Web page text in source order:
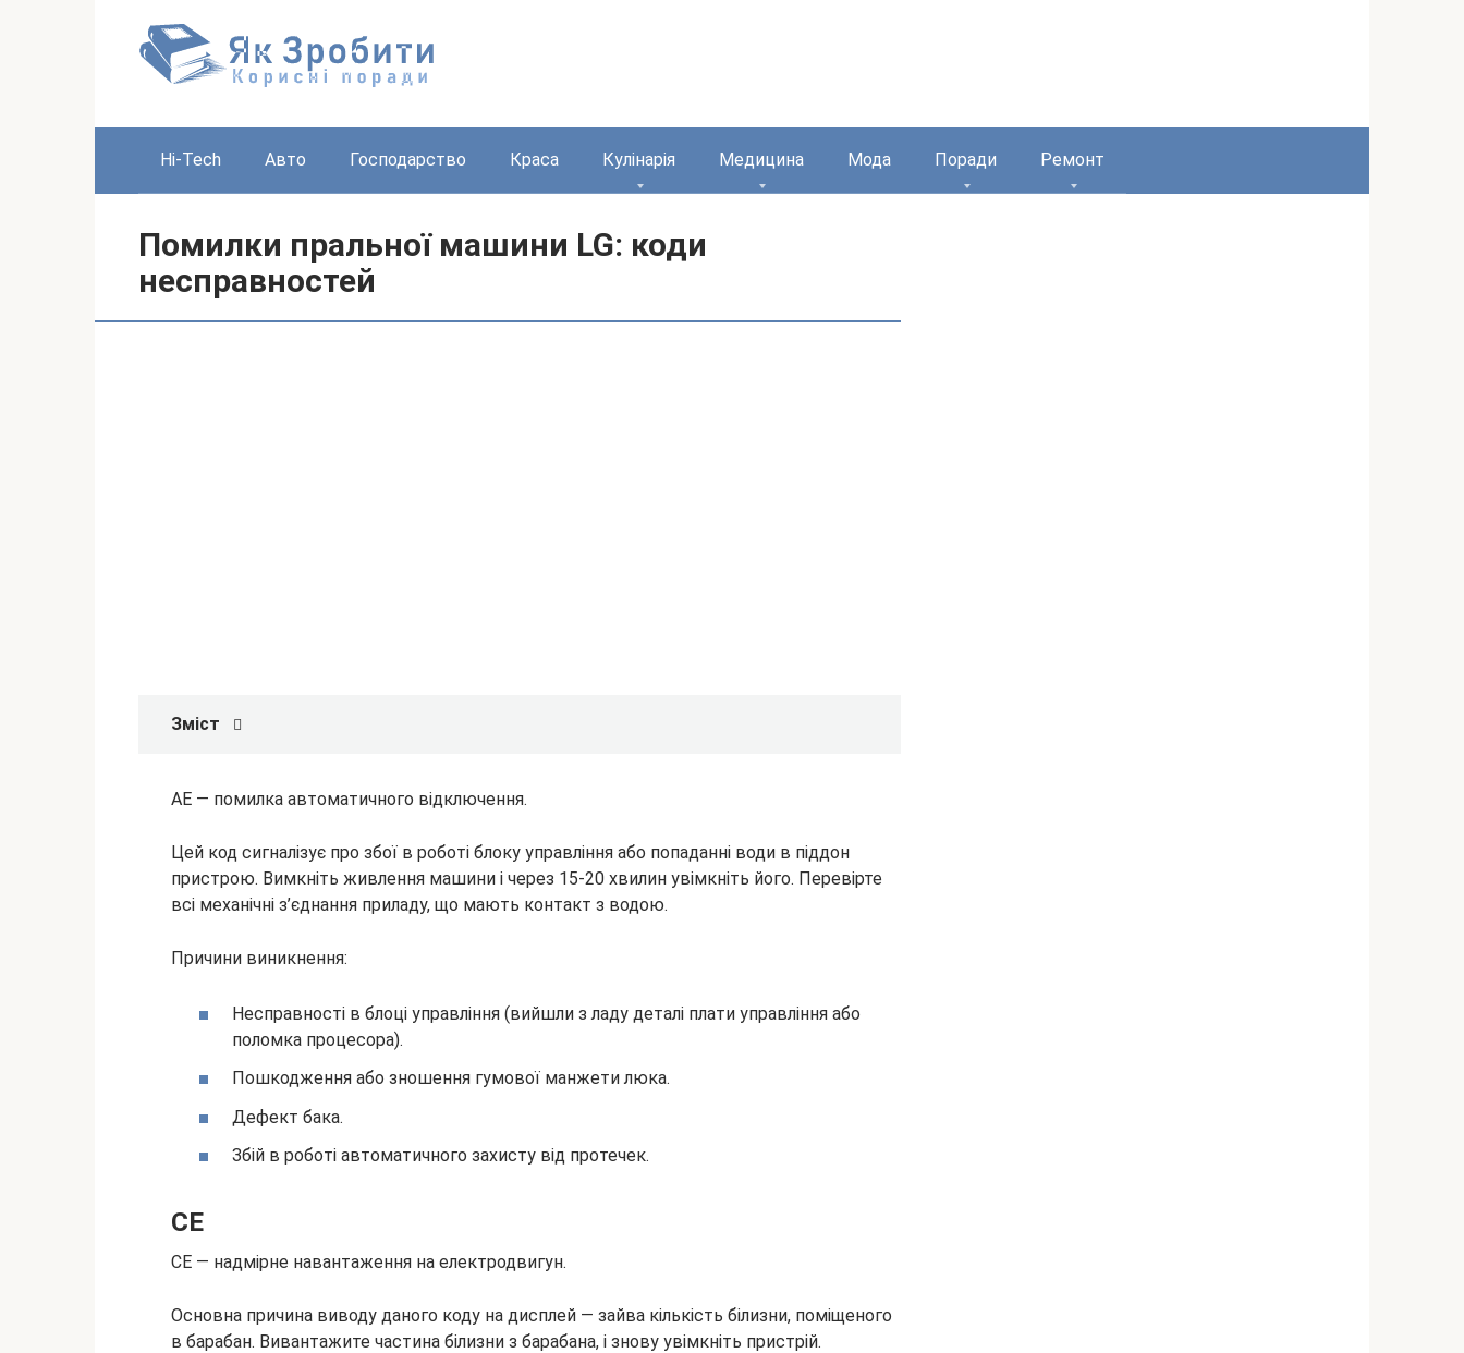
Hi-Tech Авто Господарство Краса Кулінарія Медицина Мода Поради Ремонт
Помилки пральної машини LG: коди
несправностей
Зміст
AE — помилка автоматичного відключення.
Цей код сигналізує про збої в роботі блоку управління або попаданні води в піддон
пристрою. Вимкніть живлення машини і через 15-20 хвилин увімкніть його. Перевірте
всі механічні з’єднання приладу, що мають контакт з водою.
Причини виникнення:
Несправності в блоці управління (вийшли з ладу деталі плати управління або
поломка процесора).
Пошкодження або зношення гумової манжети люка.
Дефект бака.
Збій в роботі автоматичного захисту від протечек.
CE
CE — надмірне навантаження на електродвигун.
Основна причина виводу даного коду на дисплей — зайва кількість білизни, поміщеного
в барабан. Вивантажите частина білизни з барабана, і знову увімкніть пристрій.